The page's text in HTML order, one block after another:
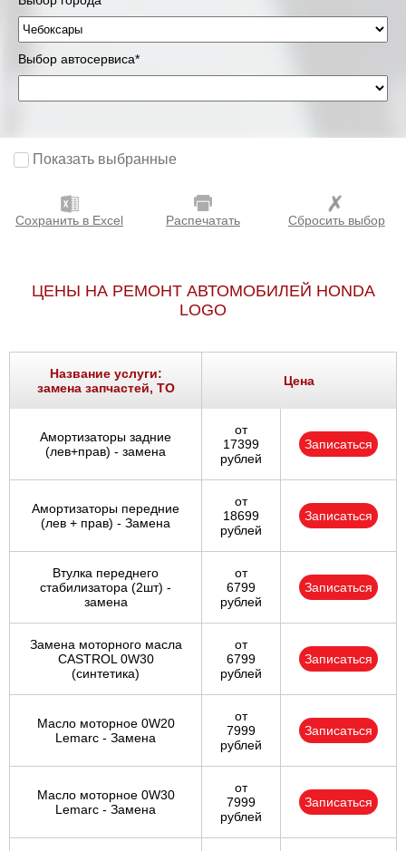
Выбор автосервиса*
Показать выбранные
Сохранить в Excel Распечатать Сбросить выбор
ЦЕНЫ НА РЕМОНТ АВТОМОБИЛЕЙ HONDA
LOGO
Название услуги:
замена запчастей, ТО
Цена
Амортизаторы задние
(лев+прав) - замена
от
17399
рублей
Записаться
Амортизаторы передние
(лев + прав) - Замена
от
18699
рублей
Записаться
Втулка переднего
стабилизатора (2шт) -
замена
от
6799
рублей
Записаться
Замена моторного масла
CASTROL 0W30
(синтетика)
от
6799
рублей
Записаться
Масло моторное 0W20
Lemarc - Замена
от
7999
рублей
Записаться
Масло моторное 0W30
Lemarc - Замена
от
7999
рублей
Записаться